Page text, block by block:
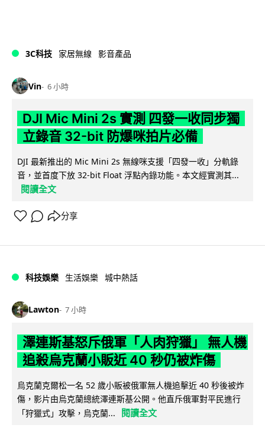
3C科技 家居無線 影音產品
Vin 6 小時
DJI Mic Mini 2s 實測 四發一收同步獨
立錄音 32-bit 防爆咪拍片必備
DJI 最新推出的 Mic Mini 2s 無線咪支援「四發一收」分軌錄
音，並首度下放 32-bit Float 浮點內錄功能。本文經實測其...
閱讀全文
分享
科技娛樂 生活娛樂 城中熱話
Lawton 7 小時
澤連斯基怒斥俄軍「人肉狩獵」 無人機
追殺烏克蘭小販近 40 秒仍被炸傷
烏克蘭克爾松一名 52 歲小販被俄軍無人機追擊近 40 秒後被炸
傷，影片由烏克蘭總統澤連斯基公開。他直斥俄軍對平民進行
「狩獵式」攻擊，烏克蘭...
閱讀全文